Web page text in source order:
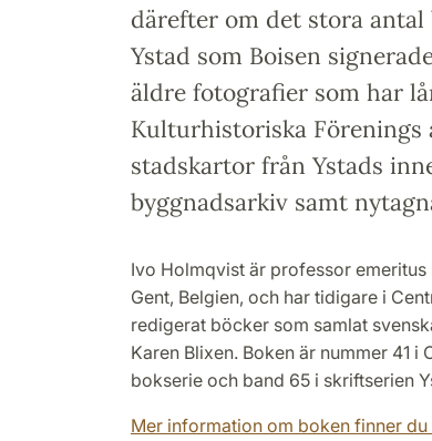
därefter om det stora
Ystad som Boisen
äldre fotografier som har
Kulturhistoriska
stadskartor från Ystads
byggnadsarkiv samt
Ivo Holmqvist är professor
Gent, Belgien, och har tidigare i
redigerat böcker som samlat
Karen Blixen. Boken är nummer 41
bokserie och band 65 i skriftserien
Mer information om boken finner